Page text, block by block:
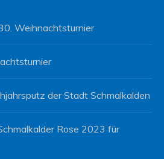
Weihnachtsturnier
der Stadt Schmalkalden
Rose 2023 für